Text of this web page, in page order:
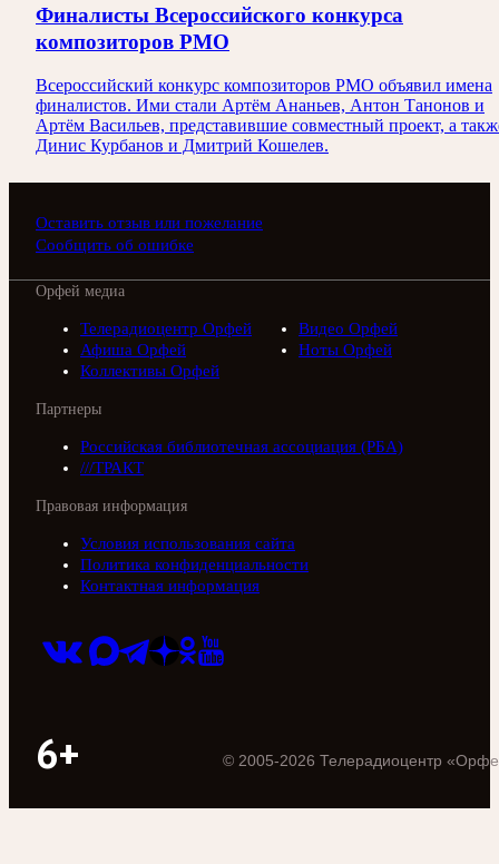
Финалисты Всероссийского конкурса
композиторов РМО
Всероссийский конкурс композиторов РМО объявил имена
финалистов. Ими стали Артём Ананьев, Антон Танонов и
Артём Васильев, представившие совместный проект, а
Динис Курбанов и Дмитрий Кошелев.
Оставить отзыв или пожелание
Сообщить об ошибке
Орфей медиа
Телерадиоцентр Орфей
Видео Орфей
Афиша Орфей
Ноты Орфей
Коллективы Орфей
Партнеры
Российская библиотечная ассоциация (РБА)
///ТРАКТ
Правовая информация
Условия использования сайта
Политика конфиденциальности
Контактная информация
6+ © 2005-2026 Телерадиоцентр